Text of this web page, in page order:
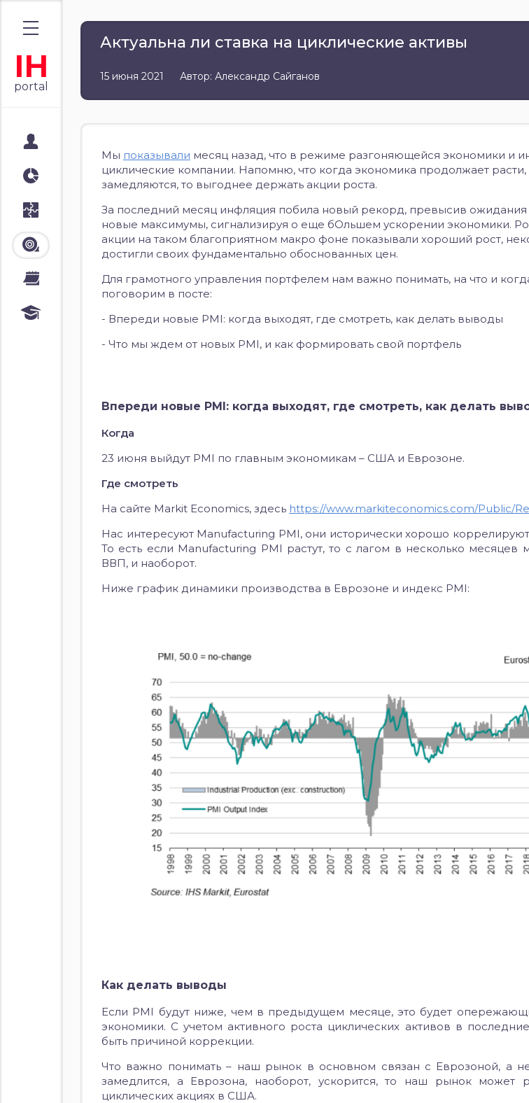
IH
portal
Аналитика
Стратегии
Лента
Календари
облигациям
Актуальна ли ставка на циклические активы
15 июня 2021 Автор: Александр Сайганов
Мы показывали месяц назад, что в режиме разгоняющейся экономики и
циклические компании. Напомню, что когда экономика продолжает
замедляются, то выгоднее держать акции роста.
За последний месяц инфляция побила новый рекорд, превысив ожидания
новые максимумы, сигнализируя о еще бОльшем ускорении экономики.
акции на таком благоприятном макро фоне показывали хороший рост,
достигли своих фундаментально обоснованных цен.
Для грамотного управления портфелем нам важно понимать, на что и
поговорим в посте:
- Впереди новые PMI: когда выходят, где смотреть, как делать выводы
- Что мы ждем от новых PMI, и как формировать свой портфель
Впереди новые PMI: когда выходят, где смотреть, как делать
Когда
23 июня выйдут PMI по главным экономикам – США и Еврозоне.
Где смотреть
На сайте Markit Economics, здесь https://www.markiteconomics.com/Public/
Нас интересуют Manufacturing PMI, они исторически хорошо
То есть если Manufacturing PMI растут, то с лагом в несколько
ВВП, и наоборот.
Ниже график динамики производства в Еврозоне и индекс PMI:
Как делать выводы
Если PMI будут ниже, чем в предыдущем месяце, это будет
экономики. С учетом активного роста циклических активов в
быть причиной коррекции.
Что важно понимать – наш рынок в основном связан с Еврозоной, а
замедлится, а Еврозона, наоборот, ускорится, то наш рынок
циклических акциях в США.